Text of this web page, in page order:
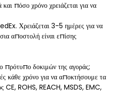
πόσο χρόνο χρειάζεται για να
Χρειάζεται 3-5 ημέρες για να
αποστολή είναι επίσης
πρότυπο δοκιμών της αγοράς;
κάθε χρόνο για να αποκτήσουμε τα
CE, ROHS, REACH, MSDS, EMC,